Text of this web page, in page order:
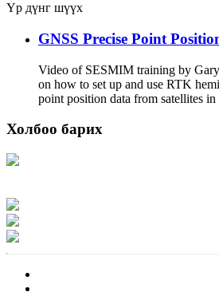
Үр дүнг шүүх
GNSS Precise Point
Video of SESMIM training by
on how to set up and use RTK
point position data from satellites
Холбоо барих